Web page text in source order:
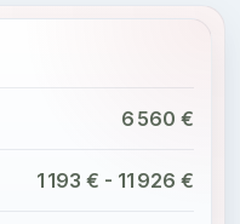
6 560 €
1 193 € - 11 926 €